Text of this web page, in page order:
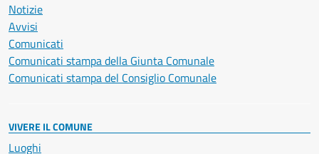
Notizie
Avvisi
Comunicati
Comunicati stampa della Giunta Comunale
Comunicati stampa del Consiglio Comunale
VIVERE IL COMUNE
Luoghi